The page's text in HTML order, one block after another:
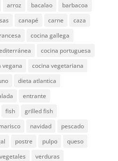
arroz bacalao
barbacoa
canapé carne
caza
cocina gallega
cocina portuguesa
vegana
cocina vegetariana
dieta atlantica
entrante
fish
grilled fish
navidad
pescado
postre pulpo
queso
vegetales verduras